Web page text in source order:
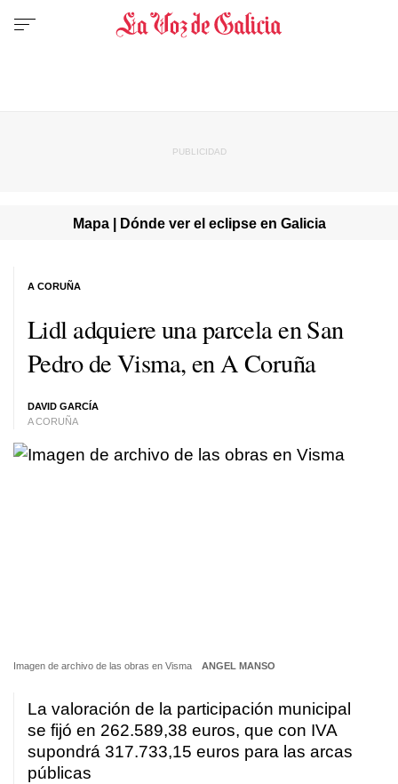
Mapa | Dónde ver el eclipse en Galicia
Lidl adquiere una parcela en San
Pedro de Visma, en A Coruña
DAVID GARCÍA
A CORUÑA
A CORUÑA
Imagen de archivo de las obras en Visma ANGEL MANSO
La valoración de la participación municipal
se fijó en 262.589,38 euros, que con IVA
supondrá 317.733,15 euros para las arcas
públicas